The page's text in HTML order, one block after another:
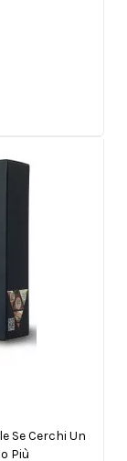
Se Cerchi Un
Più